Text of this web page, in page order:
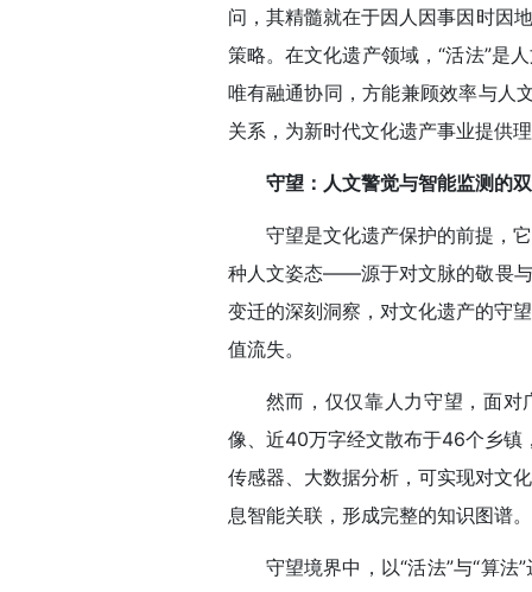
问，其精髓就在于因人因事因时因
策略。在文化遗产领域，“活法”是
唯有融通协同，方能兼顾效率与人
关系，为新时代文化遗产事业提供
守望：人文警觉与智能监测的
守望是文化遗产保护的前提，
种人文姿态——源于对文脉的敬畏与
变迁的深刻洞察，对文化遗产的守
值流失。
然而，仅仅靠人力守望，面
像、近40万字经文散布于46个乡镇
传感器、大数据分析，可实现对文
息智能关联，形成完整的知识图谱。
守望境界中，以“活法”与“算